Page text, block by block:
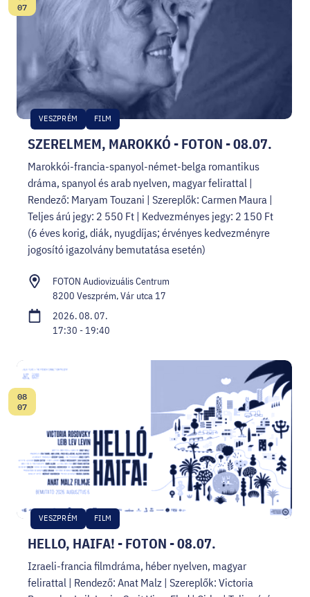
SZERELMEM, MAROKKÓ - FOTON - 08.07.
VESZPRÉM FILM
Dátum:
07
Marokkói-francia-spanyol-német-belga romantikus
dráma, spanyol és arab nyelven, magyar felirattal |
Rendező: Maryam Touzani | Szereplők: Carmen Maura |
Teljes árú jegy: 2 550 Ft | Kedvezményes jegy: 2 150 Ft
(6 éves korig, diák, nyugdíjas; érvényes kedvezményre
jogosító igazolvány bemutatása esetén)
FOTON Audiovizuális Centrum
8200 Veszprém, Vár utca 17
2026. 08. 07.
17:30 - 19:40
HELLO, HAIFA! - FOTON - 08.07.
VESZPRÉM FILM
Dátum:
08
07
Izraeli-francia filmdráma, héber nyelven, magyar
felirattal | Rendező: Anat Malz | Szereplők: Victoria